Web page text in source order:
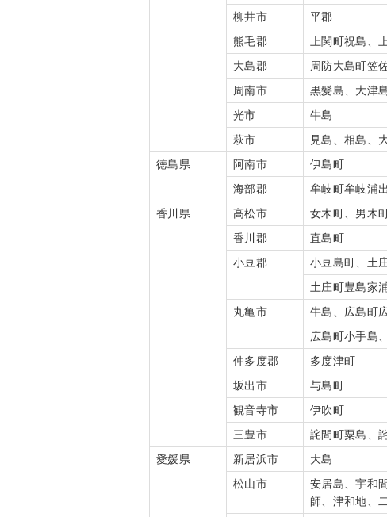
柳井市
平郡
熊毛郡
上関町祝島、
大島郡
周防大島町笠
周南市
黒髪島、大津
光市
牛島
萩市
見島、相島、
徳島県
阿南市 伊島町
海部郡
牟岐町牟岐浦
香川県
高松市 女木町、男木
香川郡
直島町
小豆郡
小豆島町、土
土庄町豊島家
丸亀市
牛島、広島町
広島町小手島
仲多度郡
多度津町
坂出市
与島町
観音寺市
伊吹町
三豊市
詫間町粟島、
愛媛県
新居浜市 大島
松山市
安居島、宇和
師、津和地、